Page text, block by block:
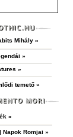
Mihály »
»
»
temető »
»
Napok Romjai »